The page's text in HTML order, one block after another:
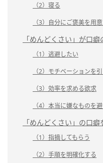
（2）寝る
（3）自分にご褒美を用
「めんどくさい」が口
（1）逃避したい
（2）モチベーションを
（3）効率を求める欲求
（4）本当に嫌なものを
「めんどくさい」の口
（1）指摘してもらう
（2）手順を明確化する